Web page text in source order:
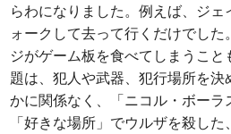
らわになりました。例えば、ジ
ォークして去って行くだけでし
ジがゲーム板を食べてしまうこ
題は、犯人や武器、犯行場所を
かに関係なく、「ニコル・ボーラ
「好きな場所」でウルザを殺し